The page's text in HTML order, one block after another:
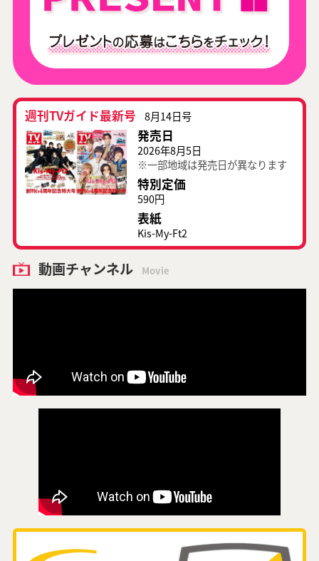
週刊TVガイド最新号 8月14日号
発売日
2026年8月5日
※一部地域は発売日が異なります
特別定価
590円
表紙
Kis-My-Ft2
動画チャンネル Movie